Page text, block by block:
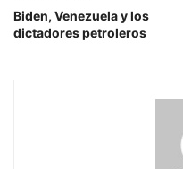
Biden, Venezuela y los
dictadores petroleros